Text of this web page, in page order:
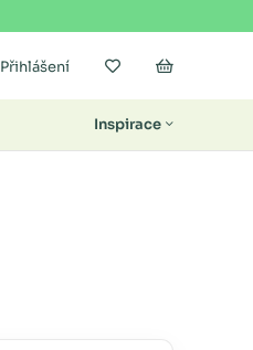
Přihlášení Moje oblíbené
Nákupní
Inspirace